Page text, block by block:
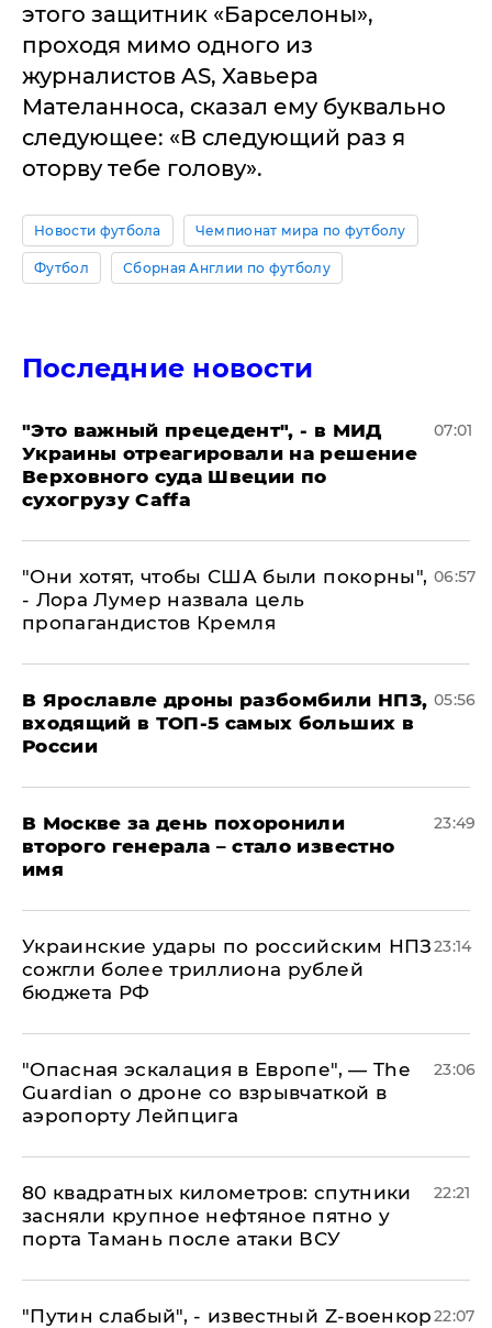
этого защитник «Барселоны»,
проходя мимо одного из
журналистов AS, Хавьера
Мателанноса, сказал ему буквально
следующее: «В следующий раз я
оторву тебе голову».
Новости футбола Чемпионат мира по футболу
Футбол Сборная Англии по футболу
Последние новости
"Это важный прецедент", - в МИД
Украины отреагировали на решение
Верховного суда Швеции по
сухогрузу Caffa
07:01
"Они хотят, чтобы США были покорны",
- Лора Лумер назвала цель
пропагандистов Кремля
06:57
В Ярославле дроны разбомбили НПЗ,
входящий в ТОП-5 самых больших в
России
05:56
В Москве за день похоронили
второго генерала – стало известно
имя
23:49
Украинские удары по российским НПЗ
сожгли более триллиона рублей
бюджета РФ
23:14
"Опасная эскалация в Европе", — The
Guardian о дроне со взрывчаткой в
аэропорту Лейпцига
23:06
80 квадратных километров: спутники
засняли крупное нефтяное пятно у
порта Тамань после атаки ВСУ
22:21
​"Путин слабый", - известный Z-военкор22:07